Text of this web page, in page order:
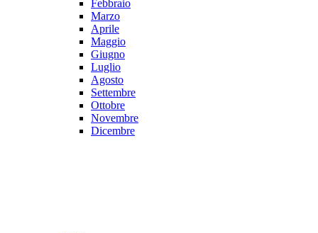
Febbraio
Marzo
Aprile
Maggio
Giugno
Luglio
Agosto
Settembre
Ottobre
Novembre
Dicembre